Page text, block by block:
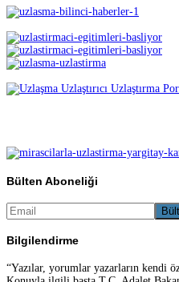
Bülten Aboneliği
Bilgilendirme
“Yazılar, yorumlar yazarların kendi